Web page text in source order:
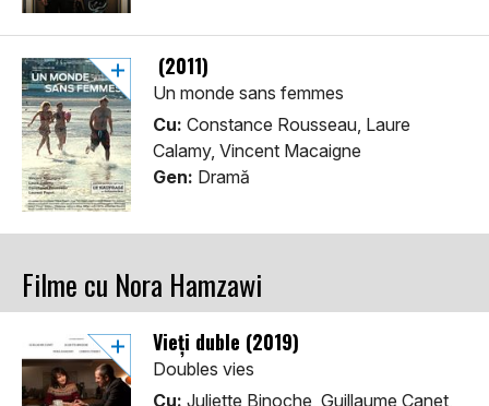
(2011)
Un monde sans femmes
Cu: Constance Rousseau, Laure
Calamy, Vincent Macaigne
Gen: Dramă
Filme cu Nora Hamzawi
Vieți duble (2019)
Doubles vies
Cu: Juliette Binoche, Guillaume Canet,